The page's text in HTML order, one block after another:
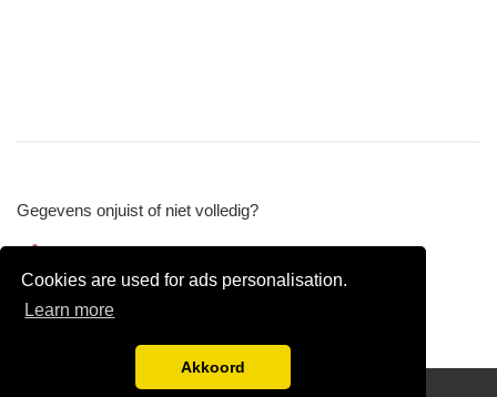
Cookies are used for ads personalisation.
Learn more
Akkoord
Gegevens onjuist of niet volledig?